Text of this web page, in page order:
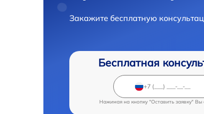
Закажите бесплатную
Бесплатная
Нажимая на кнопку "Оставить заявку" Вы